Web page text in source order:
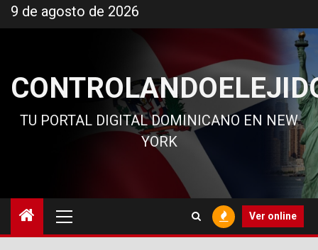
al
9 de agosto de 2026
TU PORTAL DIGITAL DOMINICANO EN NEW
YORK
principal
Ver online